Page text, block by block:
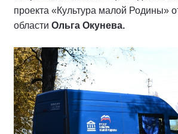
проекта «Культура малой Родины»
области Ольга Окунева.